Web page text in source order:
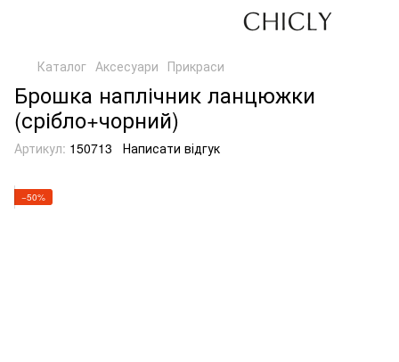
Каталог Аксесуари Прикраси
Брошка наплічник ланцюжки
(срібло+чорний)
Артикул: 150713 Написати відгук
−50%